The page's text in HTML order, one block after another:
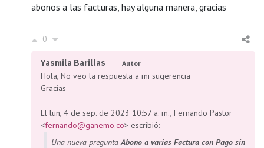
abonos a las facturas, hay alguna manera, gracias
0
Yasmila Barillas Autor
Hola, No veo la respuesta a mi sugerencia
Gracias
El lun, 4 de sep. de 2023 10:57 a. m., Fernando Pastor
<fernando@ganemo.co> escribió:
Una nueva preguntaAbono a varias Factura con Pago sin